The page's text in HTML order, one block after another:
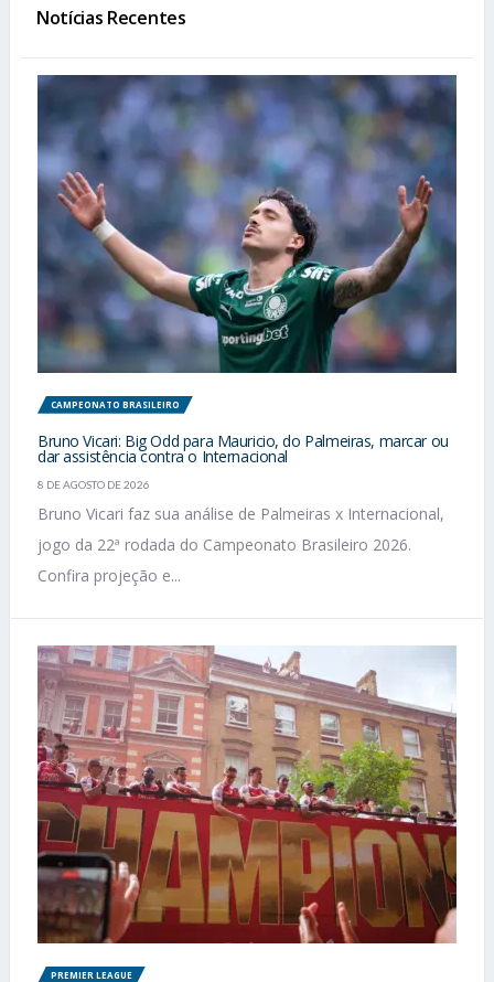
Notícias Recentes
CAMPEONATO BRASILEIRO
Bruno Vicari: Big Odd para Mauricio, do Palmeiras, marcar ou
dar assistência contra o Internacional
8 DE AGOSTO DE 2026
Bruno Vicari faz sua análise de Palmeiras x Internacional,
jogo da 22ª rodada do Campeonato Brasileiro 2026.
Confira projeção e...
PREMIER LEAGUE